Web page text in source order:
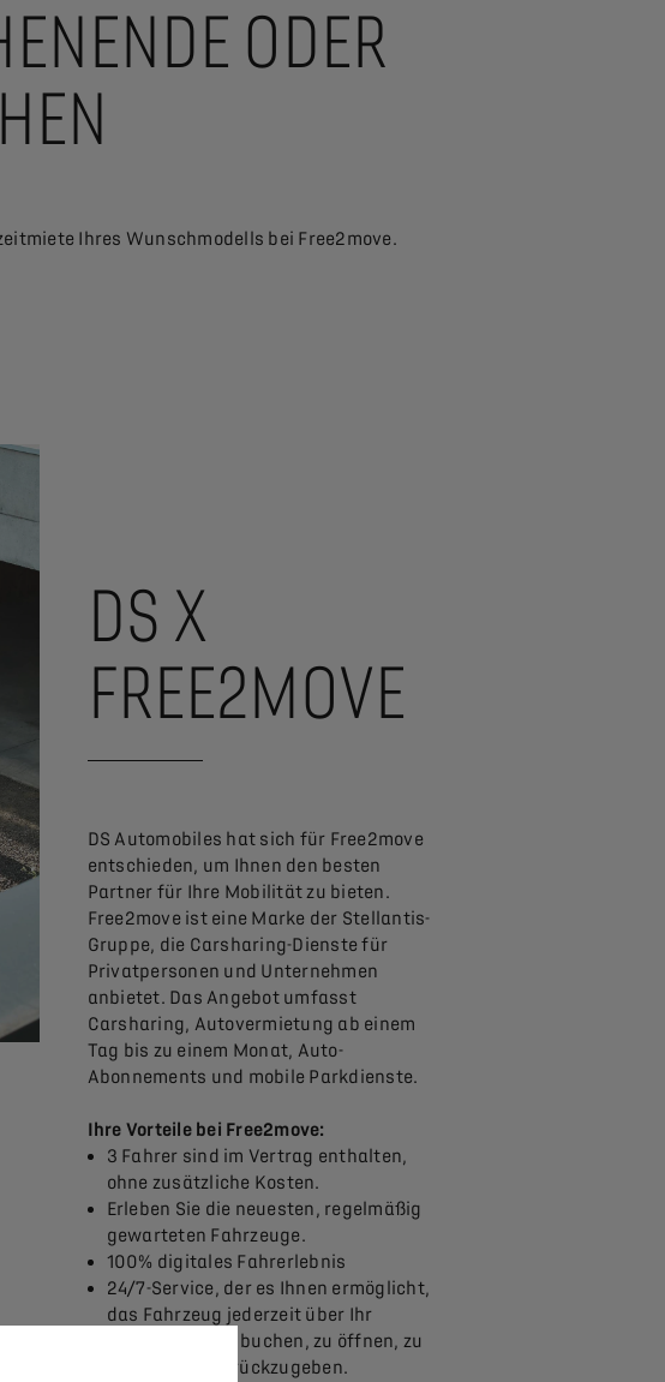
ODER
Ihres Wunschmodells bei Free2move.
DS X
FREE2MOVE
DS Automobiles hat sich für Free2move
entschieden, um Ihnen den besten
Partner für Ihre Mobilität zu bieten.
Free2move ist eine Marke der Stellantis-
Gruppe, die Carsharing-Dienste für
Privatpersonen und Unternehmen
anbietet. Das Angebot umfasst
Carsharing, Autovermietung ab einem
Tag bis zu einem Monat, Auto-
Abonnements und mobile Parkdienste.
Ihre Vorteile bei Free2move:
3 Fahrer sind im Vertrag enthalten,
ohne zusätzliche Kosten.
Erleben Sie die neuesten, regelmäßig
gewarteten Fahrzeuge.
100% digitales Fahrerlebnis
24/7-Service, der es Ihnen ermöglicht,
das Fahrzeug jederzeit über Ihr
Smartphone zu buchen, zu öffnen, zu
starten und zurückzugeben.